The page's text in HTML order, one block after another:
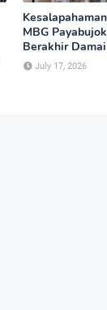
MBG
Berakhir Damai
July 17, 2026